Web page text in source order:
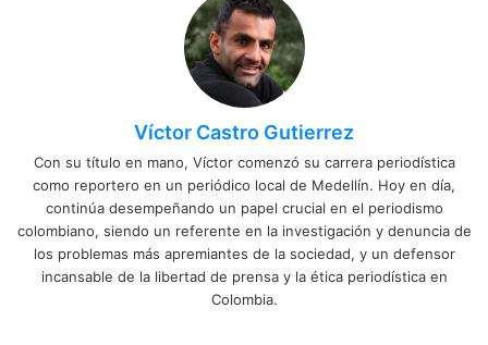
Víctor Castro Gutierrez
Con su título en mano, Víctor comenzó su carrera periodística
como reportero en un periódico local de Medellín. Hoy en día,
continúa desempeñando un papel crucial en el periodismo
colombiano, siendo un referente en la investigación y denuncia de
los problemas más apremiantes de la sociedad, y un defensor
incansable de la libertad de prensa y la ética periodística en
Colombia.